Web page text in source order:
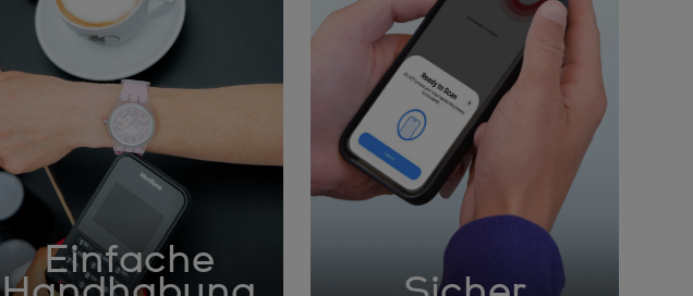
Einfache